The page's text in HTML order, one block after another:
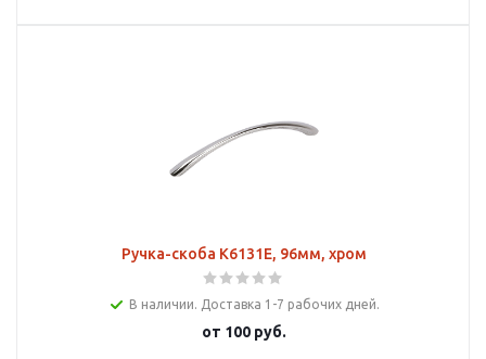
Ручка-скоба K6131E, 96мм, хром
В наличии. Доставка 1-7 рабочих дней.
от 100 руб.